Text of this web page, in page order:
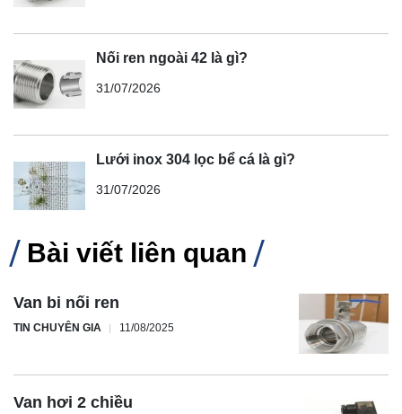
Nối ren ngoài 42 là gì?
31/07/2026
Lưới inox 304 lọc bể cá là gì?
31/07/2026
Bài viết liên quan
Van bi nối ren
TIN CHUYÊN GIA 11/08/2025
Van hơi 2 chiều